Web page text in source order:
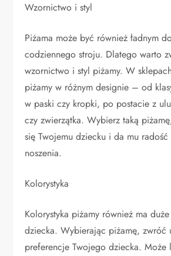
Wzornictwo i styl
Piżama może być również ładnym
codziennego stroju. Dlatego warto
wzornictwo i styl piżamy. W
piżamy w różnym designie – od
w paski czy kropki, po postacie z
czy zwierzątka. Wybierz taką
się Twojemu dziecku i da mu
noszenia.
Kolorystyka
Kolorystyka piżamy również ma
dziecka. Wybierając piżamę, zwróć
preferencje Twojego dziecka. Może